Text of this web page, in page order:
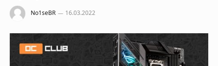
No1seBR 16.03.2022